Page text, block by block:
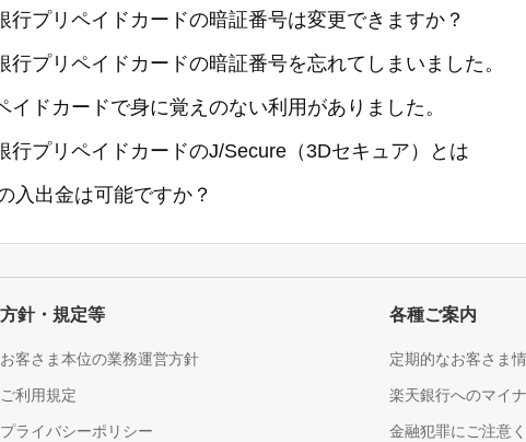
行プリペイドカードの暗証番号は変更できますか？
行プリペイドカードの暗証番号を忘れてしまいました。
イドカードで身に覚えのない利用がありました。
行プリペイドカードのJ/Secure（3Dセキュア）とは
入出金は可能ですか？
方針・規定等
お客さま本位の業務運営方針
ご利用規定
プライバシーポリシー
各種ご案内
定期的なお客さま
楽天銀行へのマイ
金融犯罪にご注意